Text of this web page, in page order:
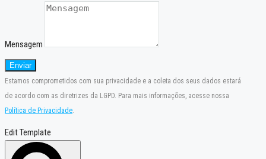
Mensagem
Enviar
Estamos comprometidos com sua privacidade e a coleta dos seus dados estará
de acordo com as diretrizes da LGPD. Para mais informações, acesse nossa
Política de Privacidade.
Edit Template